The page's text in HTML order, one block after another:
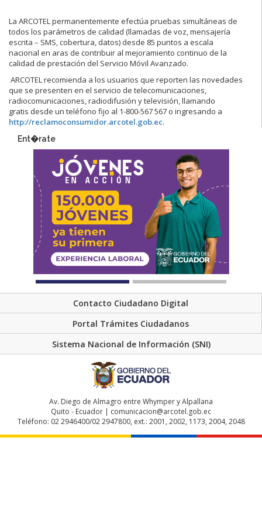
La ARCOTEL permanentemente efectúa pruebas simultáneas de
todos los parámetros de calidad (llamadas de voz, mensajería
escrita – SMS, cobertura, datos) desde 85 puntos a escala
nacional en aras de contribuir al mejoramiento continuo de la
calidad de prestación del Servicio Móvil Avanzado.
ARCOTEL recomienda a los usuarios que reporten las novedades
que se presenten en el servicio de telecomunicaciones,
radiocomunicaciones, radiodifusión y televisión, llamando
gratis desde un teléfono fijo al 1-800-567 567 o ingresando a
http://reclamoconsumidor.arcotel.gob.ec.
Ent�rate
Contacto Ciudadano Digital
Portal Trámites Ciudadanos
Sistema Nacional de Información (SNI)
Av. Diego de Almagro entre Whymper y Alpallana
Quito - Ecuador | comunicacion@arcotel.gob.ec
Teléfono: 02 2946400/02 2947800, ext.: 2001, 2002, 1173, 2004, 2048